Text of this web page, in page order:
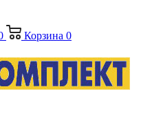
Корзина 0